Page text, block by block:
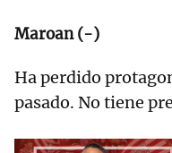
Maroan (-)
Ha perdido
pasado. No tiene